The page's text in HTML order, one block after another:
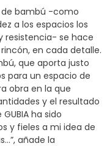
de bambú -como
a los espacios los
resistencia- se hace
en cada detalle.
que aporta justo
para un espacio de
obra en la que
y el resultado
ha sido
y fieles a mi idea de
añade la